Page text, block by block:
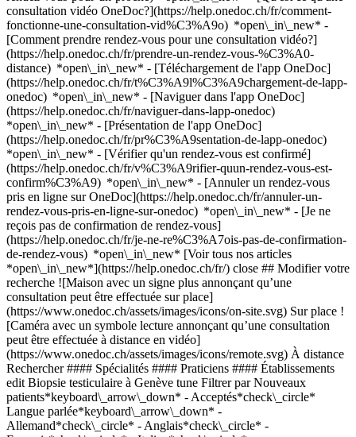
consultation vidéo OneDoc?](https://help.onedoc.ch/fr/comment-
fonctionne-une-consultation-vid%C3%A9o) *open\_in\_new* -
[Comment prendre rendez-vous pour une consultation vidéo?]
(https://help.onedoc.ch/fr/prendre-un-rendez-vous-%C3%A0-
distance) *open\_in\_new* - [Téléchargement de l'app OneDoc]
(https://help.onedoc.ch/fr/t%C3%A9l%C3%A9chargement-de-lapp-
onedoc) *open\_in\_new* - [Naviguer dans l'app OneDoc]
(https://help.onedoc.ch/fr/naviguer-dans-lapp-onedoc)
*open\_in\_new* - [Présentation de l'app OneDoc]
(https://help.onedoc.ch/fr/pr%C3%A9sentation-de-lapp-onedoc)
*open\_in\_new* - [Vérifier qu'un rendez-vous est confirmé](https://help.onedoc.ch/fr/v%C3%A9rifier-quun-rendez-vous-est-confirm%C3%A9) *open\_in\_new* - [Annuler un rendez-vous pris en ligne sur OneDoc](https://help.onedoc.ch/fr/annuler-un-rendez-vous-pris-en-ligne-sur-onedoc) *open\_in\_new* - [Je ne reçois pas de confirmation de rendez-vous](https://help.onedoc.ch/fr/je-ne-re%C3%A7ois-pas-de-confirmation-de-rendez-vous) *open\_in\_new* [Voir tous nos articles *open\_in\_new*](https://help.onedoc.ch/fr/) close ## Modifier votre recherche ![Maison avec un signe plus annonçant qu’une consultation peut être effectuée sur place](https://www.onedoc.ch/assets/images/icons/on-site.svg) Sur place ![Caméra avec un symbole lecture annonçant qu’une consultation peut être effectuée à distance en vidéo](https://www.onedoc.ch/assets/images/icons/remote.svg) À distance Rechercher #### Spécialités #### Praticiens #### Établissements edit Biopsie testiculaire à Genève tune Filtrer par Nouveaux patients*keyboard\_arrow\_down* - Acceptés*check\_circle* Langue parlée*keyboard\_arrow\_down* - Allemand*check\_circle* - Anglais*check\_circle* - Français*check\_circle* - Italien*check\_circle* Sexe*keyboard\_arrow\_down* - Femme*check\_circle* - Homme*check\_circle* Disponibilité*keyboard\_arrow\_down* - Disponible aujourdhui*check\_circle* - Dans les 3 prochains jours*check\_circle* - Dans les 7 prochains jours*check\_circle* - Dans les 14 prochains jours*check\_circle* # __Biopsie testiculaire__ à __Genève__: prenez rendez-vous en ligne aujourd'hui ## 6 résultats à Genève [![Dr. Alain Bitton, urologue à Genève](https://assets.onedoc.ch/images/users/b04c7d0f77e079821bc7fdfd47fb876998fa7e4a93864a0f1ba6379315ab69ee-small.jpg "Dr. Alain Bitton, urologue à Genève")](https://www.onedoc.ch/fr/urologue/geneve/psq/dr-alain-bitton) ### [Dr. Alain Bitton](https://www.onedoc.ch/fr/urologue/geneve/psq/dr-alain-bitton) ![Badge indiquant un profil vérifié](https://www.onedoc.ch/assets/images/icons/checkmark.svg) [Urologue](https://www.onedoc.ch/fr/urologue/geneve) Urological Surgeon FEBU FRCS Andrology and Men’s Health Clinic Route de Florissant 95 1206 Genève ![Icône patient avec un signe plus annonçant que le professionnel accepte de nouveaux patients](https://www.onedoc.ch/assets/images/icons/new-patients.svg)Accepte les nouveaux patients [Réserver un RDV](https://www.onedoc.ch/fr/urologue/geneve/psq/dr-alain-bitton) Expertises: Biopsie testiculaire, [Biopsie prostatique](https://www.onedoc.ch/fr/biopsie-prostatique/geneve), [Calculs rénaux](https://www.onedoc.ch/fr/calculs-renaux/geneve), [Cancer de la prostate](https://www.onedoc.ch/fr/cancer-de-la-prostate/geneve), [Cancer de la vessie](https://www.onedoc.ch/fr/cancer-de-la-vessie/geneve), [Dépistage infection urinaire](https://www.onedoc.ch/fr/depistage-infection-urinaire/geneve), [Hyperplasie bénigne de la prostate (HBP) | Hypertrophie de la prostate](https://www.onedoc.ch/fr/hyperplasie-benigne-de-la-prostate-hbp-hypertrophie-de-la-prostate/geneve), [Incontinence urinaire](https://www.onedoc.ch/fr/incontinence-urinaire/geneve), [Circoncision](https://www.onedoc.ch/fr/circoncision/geneve), [Troubles de l’érection | Impuissance](https://www.onedoc.ch/fr/troubles-de-l-erection-impuissance/geneve)Voir plus *chevron\_left* lun. 03 août *chevron\_right* Voir plus de rendez-vous *error\_outline* Une erreur s'est produite lors du chargement des disponibilités [Réessayer](https://www.onedoc.ch) Expertises: Biopsie testiculaire, [Biopsie prostatique](https://www.onedoc.ch/fr/biopsie-prostatique/geneve), [Calculs rénaux](https://www.onedoc.ch/fr/calculs-renaux/geneve), [Cancer de la prostate](https://www.onedoc.ch/fr/cancer-de-la-prostate/geneve), [Cancer de la vessie](https://www.onedoc.ch/fr/cancer-de-la-vessie/geneve), [Dépistage infection urinaire](https://www.onedoc.ch/fr/depistage-infection-urinaire/geneve), [Hyperplasie bénigne de la prostate (HBP) | Hypertrophie de la prostate](https://www.onedoc.ch/fr/hyperplasie-benigne-de-la-prostate-hbp-hypertrophie-de-la-prostate/geneve), [Incontinence urinaire](https://www.onedoc.ch/fr/incontinence-urinaire/geneve), [Circoncision](https://www.onedoc.ch/fr/circoncision/geneve), [Troubles de l’érection | Impuissance](https://www.onedoc.ch/fr/troubles-de-l-erection-impuissance/geneve)Voir plus [![Dr. Alain Bitton, urologue à Genève](https://assets.onedoc.ch/images/users/5c039407595f28a007a2f93af729c67c24f739d31af37880c16fce3565e74187-small.jpg "Dr. Alain Bitton, urologue à Genève")](https://www.onedoc.ch/fr/urologue/geneve/pcuqx/dr-alain-bitton) ### [Dr. Alain Bitton](https://www.onedoc.ch/fr/urologue/geneve/pcuqx/dr-alain-bitton) ![Badge indiquant un profil vérifié](https://www.onedoc.ch/assets/images/icons/checkmark.svg) [Urologue](https://www.onedoc.ch/fr/urologue/geneve) [Centre AGeIR (Centre commercial de Balexert)](https://www.onedoc.ch/fr/cabinet-medical/geneve/ebbfc/centre-ageir-centre-commercial-de-balexert) Avenue Louis-Casaï 27 1209 Genève ![Icône patient avec un signe plus annonçant que le professionnel accepte de nouveaux patients](https://www.onedoc.ch/assets/images/icons/new-patients.svg)Accepte les nouveaux patients [Réserver un RDV](https://www.onedoc.ch/fr/urologue/geneve/pcuqx/dr-alain-bitton) Expertises: Biopsie testiculaire, [Biopsie prostatique](https://www.onedoc.ch/fr/biopsie-prostatique/geneve), [Calculs rénaux](https://www.onedoc.ch/fr/calculs-renaux/geneve), [Cancer de la prostate](https://www.onedoc.ch/fr/cancer-de-la-prostate/geneve), [Cancer de la vessie](https://www.onedoc.ch/fr/cancer-de-la-vessie/geneve), [Dépistage infection urinaire](https://www.onedoc.ch/fr/depistage-infection-urinaire/geneve), [Hyperplasie bénigne de la prostate (HBP) | Hypertrophie de la prostate](https://www.onedoc.ch/fr/hyperplasie-benigne-de-la-prostate-hbp-hypertrophie-de-la-prostate/geneve), [Incontinence urinaire](https://www.onedoc.ch/fr/incontinence-urinaire/geneve), [Circoncision](https://www.onedoc.ch/fr/circoncision/geneve), [Troubles de l’érection | Impuissance](https://www.onedoc.ch/fr/troubles-de-l-erection-impuissance/geneve)Voir plus *chevron\_left* lun. 03 août *chevron\_right* Voir plus de rendez-vous *error\_outline* Une erreur s'est produite lors du chargement des disponibilités [Réessayer](https://www.onedoc.ch) Expertises: Biopsie testiculaire, [Biopsie prostatique](https://www.onedoc.ch/fr/biopsie-prostatique/geneve), [Calculs rénaux](https://www.onedoc.ch/fr/calculs-renaux/geneve), [Cancer de la prostate](https://www.onedoc.ch/fr/cancer-de-la-prostate/geneve), [Cancer de la vessie](https://www.onedoc.ch/fr/cancer-de-la-vessie/geneve), [Dépistage infection urinaire](https://www.onedoc.ch/fr/depistage-infection-urinaire/geneve), [Hyperplasie bénigne de la prostate (HBP) | Hypertrophie de la prostate](https://www.onedoc.ch/fr/hyperplasie-benigne-de-la-prostate-hbp-hypertrophie-de-la-prostate/geneve), [Incontinence urinaire](https://www.onedoc.ch/fr/incontinence-urinaire/geneve), [Circoncision](https://www.onedoc.ch/fr/circoncision/geneve), [Troubles de l’érection | Impuissance](https://www.onedoc.ch/fr/troubles-de-l-erection-impuissance/geneve)Voir plus [![Dr. Christophe Iselin, urologue à Genève](https://assets.onedoc.ch/images/users/645509256d79b0b866d4696f40e49222834fb0ad0e91940faab15a89420c169f-small.png "Dr. Christophe Iselin, urologue à Genève")](https://www.onedoc.ch/fr/urologue/geneve/pcmfp/dr-christophe-iselin) ### [Dr. Christophe Iselin](https://www.onedoc.ch/fr/urologue/geneve/pcmfp/dr-christophe-iselin) ![Badge indiquant un profil vérifié](https://www.onedoc.ch/assets/images/icons/checkmark.svg) [Urologue](https://www.onedoc.ch/fr/urologue/geneve) Dr C. Iselin - Urologie & Urologie opératoire FMH Avenue de la Roseraie 76B 1205 Genève ![Icône patient avec un signe plus annonçant que le professionnel accepte de nouveaux patients](https://www.onedoc.ch/assets/images/icons/new-patients.svg)Accepte les nouveaux patients [Réserver un RDV](https://www.onedoc.ch/fr/urologue/geneve/pcmfp/dr-christophe-iselin) Expertises: Biopsie testiculaire, [Troubles de l’érection | Impuissance](https://www.onedoc.ch/fr/troubles-de-l-erection-impuissance/geneve), [Calculs rénaux](https://www.onedoc.ch/fr/calculs-renaux/geneve), [Biopsie prostatique](https://www.onedoc.ch/fr/biopsie-prostatique/geneve), [Hyperplasie bénigne de la prostate (HBP) | Hypertrophie de la prostate](https://www.onedoc.ch/fr/hyperplasie-benigne-de-la-prostate-hbp-hypertrophie-de-la-prostate/geneve), [Cystoscopie | Urétroscopie](https://www.onedoc.ch/fr/cystoscopie-uretroscopie/geneve), [Contraception](https://www.onedoc.ch/fr/contraception/geneve)Voir plus *chevron\_left* lun. 03 août *chevron\_right* Voir plus de rendez-vous *error\_outline* Une erreur s'est produite lors du chargement des disponibilités [Réessayer](https://www.onedoc.ch) Expertises: Biopsie testiculaire, [Troubles de l’érection | Impuissance](https://www.onedoc.ch/fr/troubles-de-l-erection-impuissance/geneve), [Calculs rénaux](https://www.onedoc.ch/fr/calculs-renaux/geneve), [Biopsie prostatique](https://www.onedoc.ch/fr/biopsie-prostatique/geneve), [Hyperplasie bénigne de la prostate (HBP) | Hypertrophie de la prostate](https://www.onedoc.ch/fr/hyperplasie-benigne-de-la-prostate-hbp-hypertrophie-de-la-prostate/geneve), [Cystoscopie | Urétroscopie](https://www.onedoc.ch/fr/cystoscopie-uretroscopie/geneve), [Contraception](https://www.onedoc.ch/fr/contraception/geneve)Voir plus [![Dr. Matthieu Mengin, urologue à Genève](https://assets.onedoc.ch/images/users/76ffe942a8917f54dc091e7da1eaa09d78d014d7b5e7266bef3c818f3b1d7a96-small.jpg "Dr. Matthieu Mengin, urologue à Genève")](https://www.onedoc.ch/fr/urologue/geneve/pcjva/dr-matthieu-mengin) ### [Dr. Matthieu Mengin](https://www.onedoc.ch/fr/urologue/geneve/pcjva/dr-matthieu-mengin) ![Badge indiquant un profil vérifié](https://www.onedoc.ch/assets/images/icons/checkmark.svg)